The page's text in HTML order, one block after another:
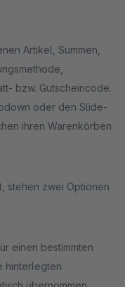
Artikel, Summen,
bzw. Gutscheincode.
oder den Slide-
ihren Warenkörben
stehen zwei Optionen
einen bestimmten
hinterlegten